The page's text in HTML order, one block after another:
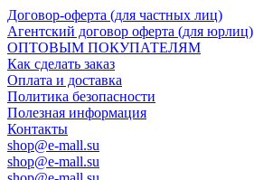
Договор-оферта (для частных лиц)
Агентский договор оферта (для юрлиц)
ОПТОВЫМ ПОКУПАТЕЛЯМ
Как сделать заказ
Оплата и доставка
Политика безопасности
Полезная информация
Контакты
shop@e-mall.su
shop@e-mall.su